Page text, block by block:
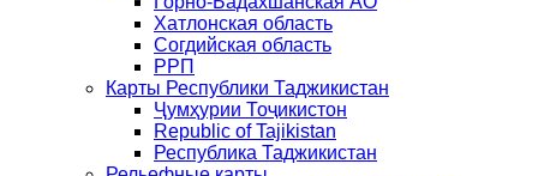
Хатлонская область
Согдийская область
РРП
Карты Республики Таджикистан
Ҷумҳурии Тоҷикистон
Republic of Tajikistan
Республика Таджикистан